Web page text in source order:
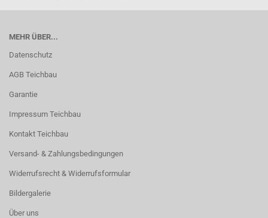
MEHR ÜBER...
Datenschutz
AGB Teichbau
Garantie
Impressum Teichbau
Kontakt Teichbau
Versand- & Zahlungsbedingungen
Widerrufsrecht & Widerrufsformular
Bildergalerie
Über uns